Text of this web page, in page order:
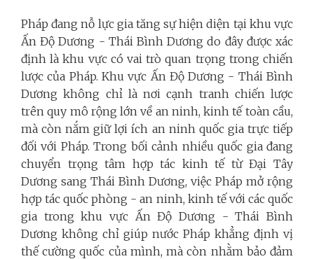
Pháp đang nỗ lực gia tăng sự hiện diện tại khu vực
Ấn Độ Dương - Thái Bình Dương do đây được xác
định là khu vực có vai trò quan trọng trong chiến
lược của Pháp. Khu vực Ấn Độ Dương - Thái Bình
Dương không chỉ là nơi cạnh tranh chiến lược
trên quy mô rộng lớn về an ninh, kinh tế toàn cầu,
mà còn nắm giữ lợi ích an ninh quốc gia trực tiếp
đối với Pháp. Trong bối cảnh nhiều quốc gia đang
chuyển trọng tâm hợp tác kinh tế từ Đại Tây
Dương sang Thái Bình Dương, việc Pháp mở rộng
hợp tác quốc phòng - an ninh, kinh tế với các quốc
gia trong khu vực Ấn Độ Dương - Thái Bình
Dương không chỉ giúp nước Pháp khẳng định vị
thế cường quốc của mình, mà còn nhằm bảo đảm